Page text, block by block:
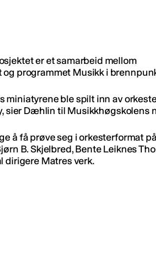
er et samarbeid mellom
programmet Musikk i
ble spilt inn av
sier Dæhlin til Musikkhøgskolens
å få prøve seg i orkesterformat
B. Skjelbred, Bente Leiknes
dirigere Matres verk.